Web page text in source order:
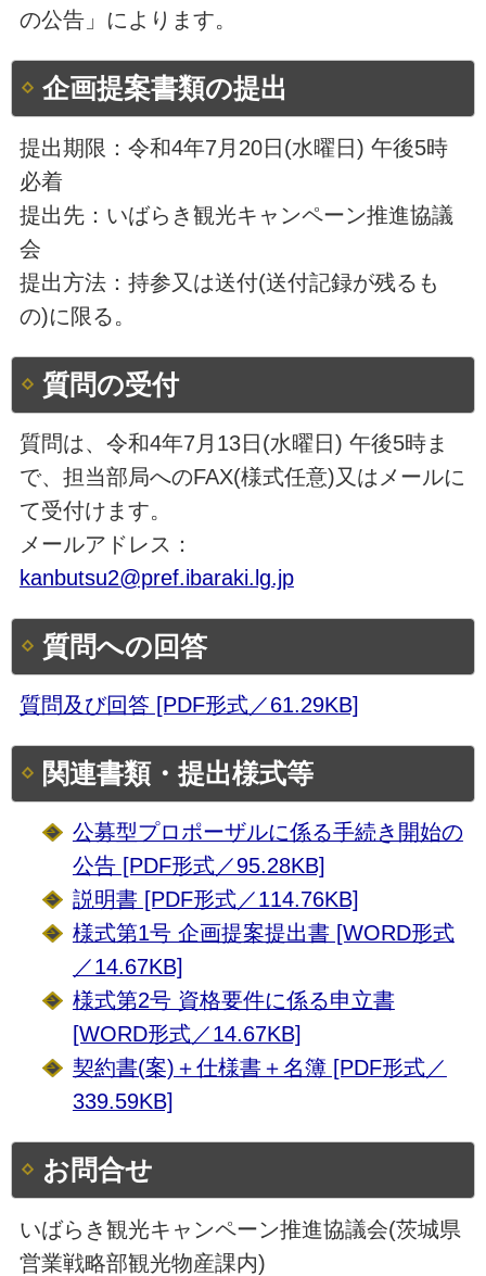
の公告」によります。
企画提案書類の提出
提出期限：令和4年7月20日(水曜日) 午後5時
必着
提出先：いばらき観光キャンペーン推進協議
会
提出方法：持参又は送付(送付記録が残るも
の)に限る。
質問の受付
質問は、令和4年7月13日(水曜日) 午後5時ま
で、担当部局へのFAX(様式任意)又はメールに
て受付けます。
メールアドレス：
kanbutsu2@pref.ibaraki.lg.jp
質問への回答
質問及び回答 [PDF形式／61.29KB]
関連書類・提出様式等
公募型プロポーザルに係る手続き開始の
公告 [PDF形式／95.28KB]
説明書 [PDF形式／114.76KB]
様式第1号 企画提案提出書 [WORD形式
／14.67KB]
様式第2号 資格要件に係る申立書
[WORD形式／14.67KB]
契約書(案)＋仕様書＋名簿 [PDF形式／
339.59KB]
お問合せ
いばらき観光キャンペーン推進協議会(茨城県
営業戦略部観光物産課内)